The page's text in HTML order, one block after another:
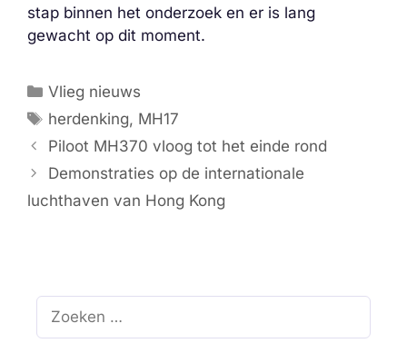
stap binnen het onderzoek en er is lang
gewacht op dit moment.
Categorieën
Vlieg nieuws
Tags
herdenking, MH17
Piloot MH370 vloog tot het einde rond
Demonstraties op de internationale
luchthaven van Hong Kong
naar: